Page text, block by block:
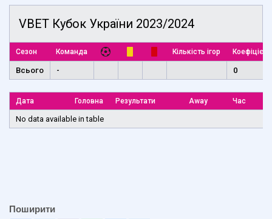
VBET Кубок України 2023/2024
Сезон Команда Кількість ігор
Всього - 0
Дата Головна Результати Away Час
No data available in table
Поширити